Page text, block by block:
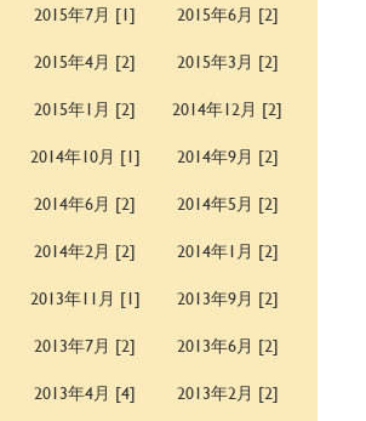
2015年7月 [1]
2015年6月 [2]
2015年4月 [2]
2015年3月 [2]
2015年1月 [2]
2014年12月 [2]
2014年10月 [1]
2014年9月 [2]
2014年6月 [2]
2014年5月 [2]
2014年2月 [2]
2014年1月 [2]
2013年11月 [1]
2013年9月 [2]
2013年7月 [2]
2013年6月 [2]
2013年4月 [4]
2013年2月 [2]